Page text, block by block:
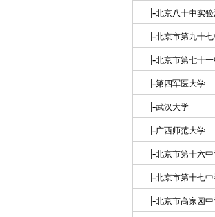
|-北京八十中实
|-北京市第九十
|-北京市第七十
|-第四军医大学
|-武汉大学
|-广西师范大学
|-北京市第十六
|-北京市第十七
|-北京市高家园